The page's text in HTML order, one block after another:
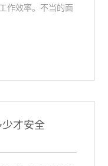
作效率。不当的面
才安全